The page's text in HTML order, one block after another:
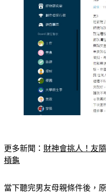
更多新聞： 財神會挑人！友
槓龜
當下聽完男友母親條件後，